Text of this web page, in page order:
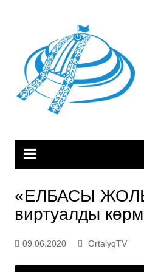
«ЕЛБАСЫ
виртуалды
09.06.2020 OrtalyqTV